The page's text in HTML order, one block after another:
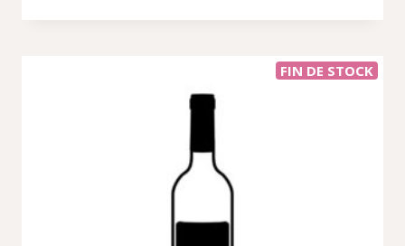
FIN DE STOCK